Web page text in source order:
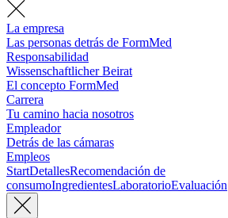
La empresa
Las personas detrás de FormMed
Responsabilidad
Wissenschaftlicher Beirat
El concepto FormMed
Carrera
Tu camino hacia nosotros
Empleador
Detrás de las cámaras
Empleos
StartDetallesRecomendación de
consumoIngredientesLaboratorioEvaluación